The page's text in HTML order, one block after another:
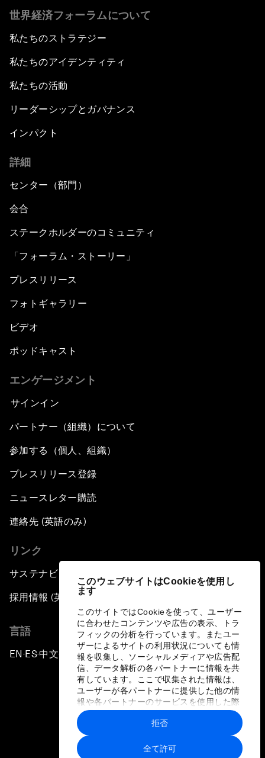
このウェブサイトはCookieを使用し
ます
このサイトではCookieを使って、ユーザー
に合わせたコンテンツや広告の表示、トラ
フィックの分析を行っています。またユー
ザーによるサイトの利用状況についても情
報を収集し、ソーシャルメディアや広告配
信、データ解析の各パートナーに情報を共
有しています。ここで収集された情報は、
ユーザーが各パートナーに提供した他の情
報や各パートナーのサービスを使用した際
に収集された情報と組み合わされ、各パー
トナーによって使用されることがありま
す。
全て許可
拒否
世界経済フォーラムについて
私たちのストラテジー
私たちのアイデンティティ
私たちの活動
リーダーシップとガバナンス
インパクト
詳細
センター（部門）
会合
ステークホルダーのコミュニティ
「フォーラム・ストーリー」
プレスリリース
フォトギャラリー
ビデオ
ポッドキャスト
エンゲージメント
サインイン
パートナー（組織）について
参加する（個人、組織）
プレスリリース登録
ニュースレター購読
連絡先 (英語のみ)
リンク
サステナビリティへの取り組み
採用情報 (英語のみ)
言語
EN ▪ES▪中文▪ 日本語
プライバシーポリシーと利用規約
サイトマップ